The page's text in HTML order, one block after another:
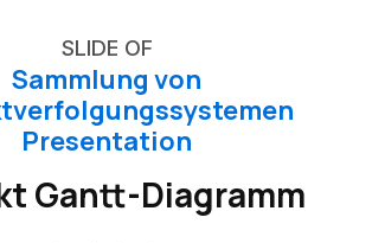
SLIDE OF
Sammlung von
Presentation
Gantt-Diagramm